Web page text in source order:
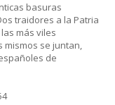
basuras
traidores a la Patria
más viles
mismos se juntan,
de